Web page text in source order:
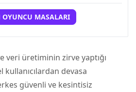
OYUNCU MASALARI
veri üretiminin zirve yaptığı
devasa
güvenli ve kesintisiz